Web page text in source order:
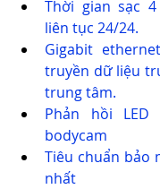
Thời gian sạc
liên tục 24/24.
Gigabit
truyền dữ liệu
trung tâm.
Phản hồi
bodycam
Tiêu chuẩn bảo
nhất